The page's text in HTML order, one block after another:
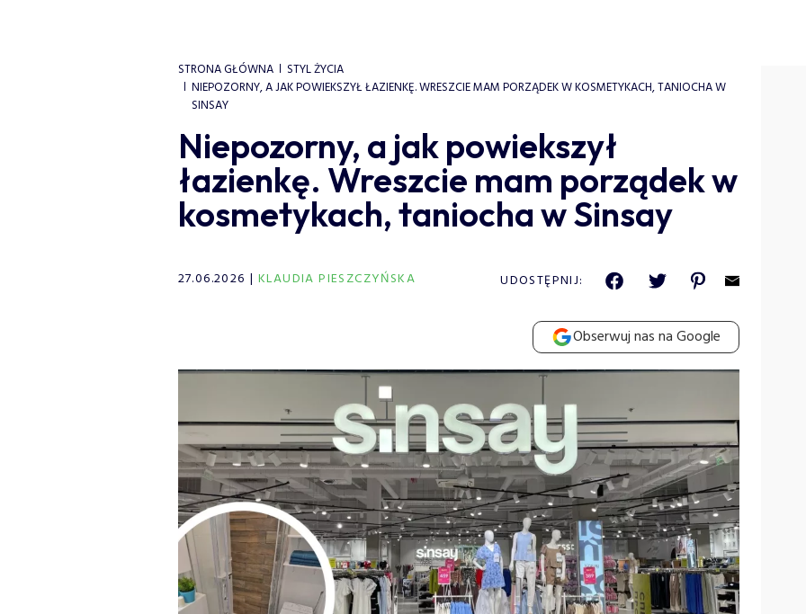
STRONA GŁÓWNA
STYL ŻYCIA
NIEPOZORNY, A JAK POWIEKSZYŁ ŁAZIENKĘ. WRESZCIE MAM PORZĄDEK W KOSMETYKACH, TANIOCHA W
SINSAY
Niepozorny, a jak powiekszył
łazienkę. Wreszcie mam porządek w
kosmetykach, taniocha w Sinsay
27.06.2026 KLAUDIA PIESZCZYŃSKA UDOSTĘPNIJ:
Obserwuj nas na Google